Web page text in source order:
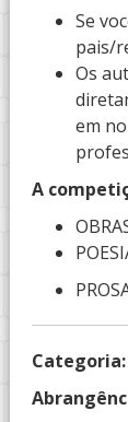
Se
pais/
Os
em
A
Categoria: